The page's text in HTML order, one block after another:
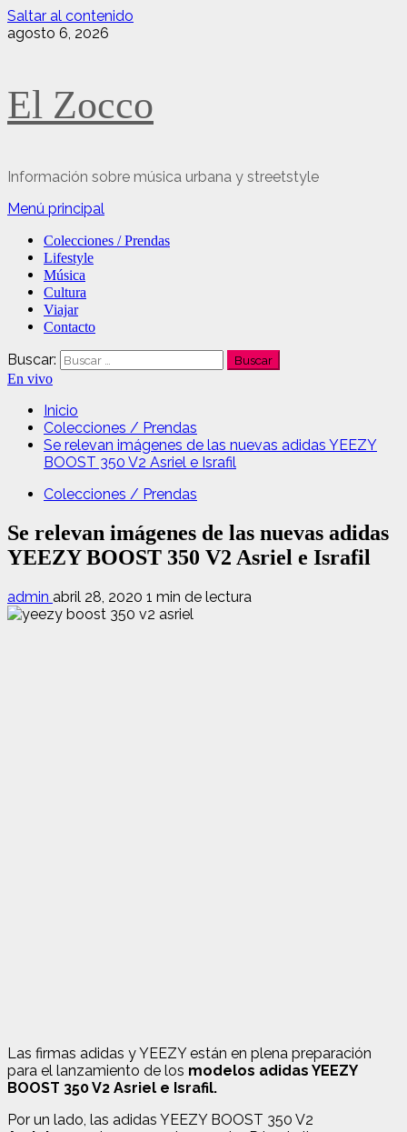
Saltar al contenido
agosto 6, 2026
El Zocco
Información sobre música urbana y streetstyle
Menú principal
Colecciones / Prendas
Lifestyle
Música
Cultura
Viajar
Contacto
Buscar:
En vivo
Inicio
Colecciones / Prendas
Se relevan imágenes de las nuevas adidas YEEZY
BOOST 350 V2 Asriel e Israfil
Colecciones / Prendas
Se relevan imágenes de las nuevas adidas
YEEZY BOOST 350 V2 Asriel e Israfil
admin abril 28, 2020 1 min de lectura
Las firmas adidas y YEEZY están en plena preparación
para el lanzamiento de los modelos adidas YEEZY
BOOST 350 V2 Asriel e Israfil.
Por un lado, las adidas YEEZY BOOST 350 V2